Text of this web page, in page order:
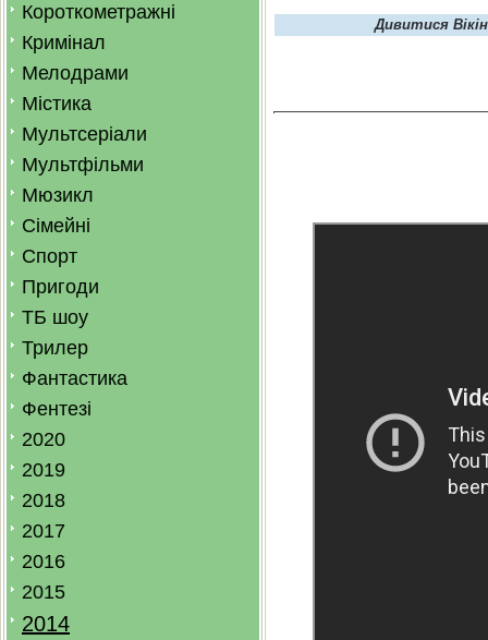
Короткометражні
Кримінал
Мелодрами
Містика
Мультсеріали
Мультфільми
Мюзикл
Сімейні
Спорт
Пригоди
ТБ шоу
Трилер
Фантастика
Фентезі
2020
2019
2018
2017
2016
2015
2014
Дивитися